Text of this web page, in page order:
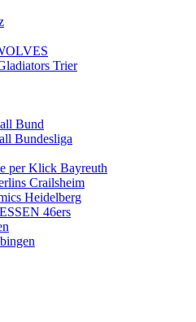
Trier
Bund
Bundesliga
per Klick Bayreuth
Crailsheim
Heidelberg
46ers